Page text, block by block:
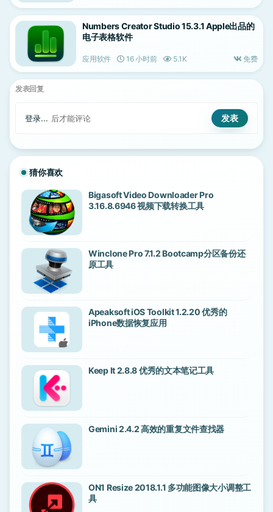
Numbers Creator Studio 15.3.1 Apple出品的
电子表格软件
应用软件 16 小时前 5.1K 免费
发表回复
登录... 后才能评论
猜你喜欢
Bigasoft Video Downloader Pro
3.16.8.6946 视频下载转换工具
Winclone Pro 7.1.2 Bootcamp分区备份还
原工具
Apeaksoft iOS Toolkit 1.2.20 优秀的
iPhone数据恢复应用
Keep It 2.8.8 优秀的文本笔记工具
Gemini 2.4.2 高效的重复文件查找器
ON1 Resize 2018.1.1 多功能图像大小调整工
具